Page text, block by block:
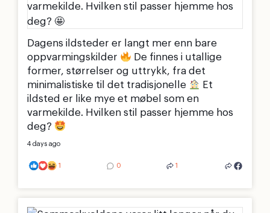
Dagens ildsteder er langt mer enn bare
oppvarmingskilder
De finnes i utallige
former, størrelser og uttrykk, fra det
minimalistiske til det tradisjonelle
Et
ildsted er like mye et møbel som en
varmekilde. Hvilken stil passer hjemme hos
deg?
4 days ago
1 0 1